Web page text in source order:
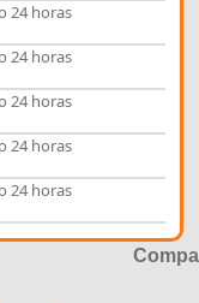
24 horas
24 horas
24 horas
24 horas
24 horas